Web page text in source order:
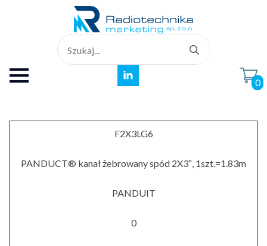
for:
0
F2X3LG6
PANDUCT® kanał żebrowany spód 2X3″, 1szt.=1.83m
PANDUIT
0